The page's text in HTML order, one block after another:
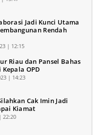
Jadi Kunci Utama
Rendah
| 12:15
Riau dan Pansel Bahas
OPD
| 14:23
Cak Imin Jadi
Kiamat
22:20